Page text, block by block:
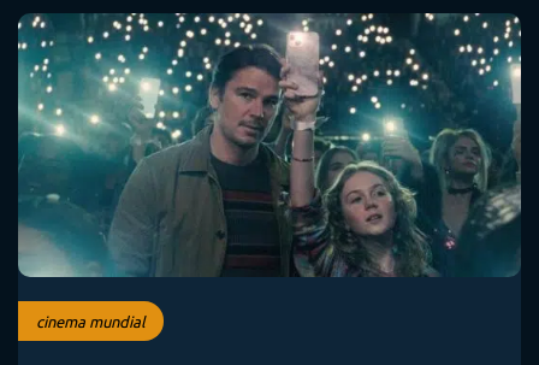
cinema mundial